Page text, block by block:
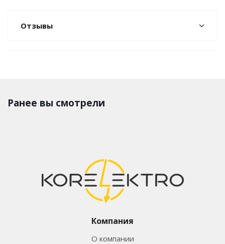
Отзывы
Ранее вы смотрели
Компания
О компании